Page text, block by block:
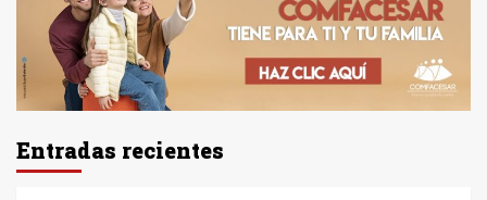
Entradas recientes